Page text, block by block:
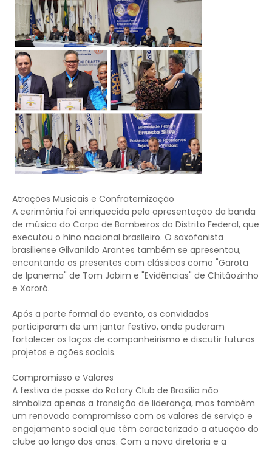
Atrações Musicais e Confraternização
A cerimônia foi enriquecida pela apresentação da banda
de música do Corpo de Bombeiros do Distrito Federal, que
executou o hino nacional brasileiro. O saxofonista
brasiliense Gilvanildo Arantes também se apresentou,
encantando os presentes com clássicos como "Garota
de Ipanema" de Tom Jobim e "Evidências" de Chitãozinho
e Xororó.
Após a parte formal do evento, os convidados
participaram de um jantar festivo, onde puderam
fortalecer os laços de companheirismo e discutir futuros
projetos e ações sociais.
Compromisso e Valores
A festiva de posse do Rotary Club de Brasília não
simboliza apenas a transição de liderança, mas também
um renovado compromisso com os valores de serviço e
engajamento social que têm caracterizado a atuação do
clube ao longo dos anos. Com a nova diretoria e a